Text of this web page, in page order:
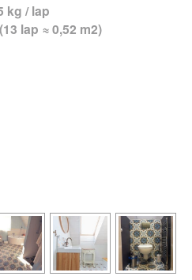
kg / lap
lap ≈ 0,52 m2)